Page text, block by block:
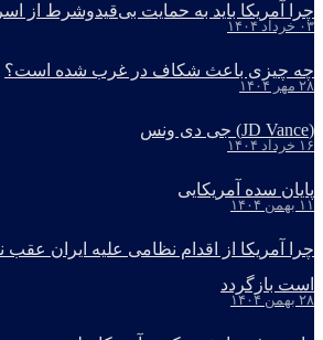
چرا آمریکا باید به حمایت بی‌قیدوشرط از
۰۳ خرداد ۱۴۰۴
چه چیزی باعث شکاف در غرب شده است؟
۲۸ مهر ۱۴۰۴
(JD Vance) جی دی ونس
۱۶ خرداد ۱۴۰۴
پایان سده آمریکایی
۱۱ بهمن ۱۴۰۴
چرا آمریکا از اقدام نظامی علیه ایران
است بازگردد
۲۸ بهمن ۱۴۰۴